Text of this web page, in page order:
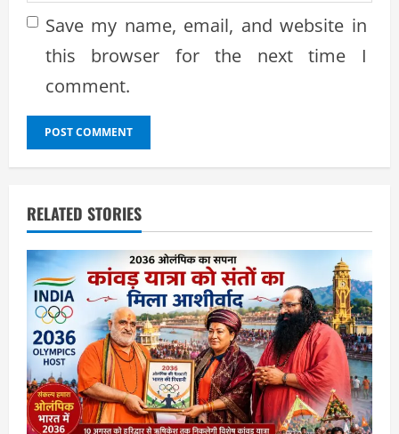
Save my name, email, and website in
this browser for the next time I
comment.
RELATED STORIES